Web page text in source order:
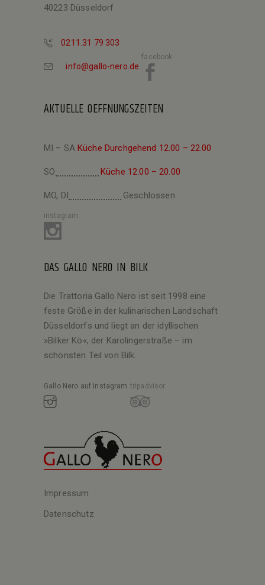
40223 Düsseldorf
0211.31 79 303
info@gallo-nero.de
facebook
AKTUELLE OEFFNUNGSZEITEN
MI – SA Küche Durchgehend 12.00 – 22.00
SO Küche 12.00 – 20.00
MO, DI Geschlossen
instagram
DAS GALLO NERO IN BILK
Die Trattoria Gallo Nero ist seit 1998 eine
feste Größe in der kulinarischen Landschaft
Düsseldorfs und liegt an der idyllischen
»Bilker Kö«, der Karolingerstraße – im
schönsten Teil von Bilk.
Gallo Nero auf Instagram tripadvisor
Impressum
Datenschutz